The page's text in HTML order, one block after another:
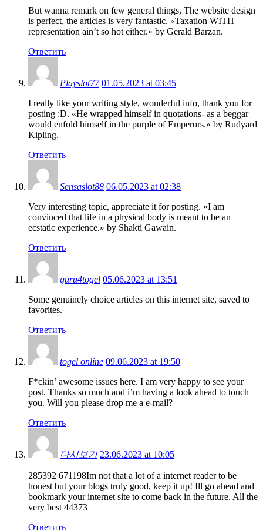
But wanna remark on few general things, The website design
is perfect, the articles is very fantastic. «Taxation WITH
representation ain’t so hot either.» by Gerald Barzan.
Ответить
Playslot77 01.05.2023 at 03:45
I really like your writing style, wonderful info, thank you for
posting :D. «He wrapped himself in quotations- as a beggar
would enfold himself in the purple of Emperors.» by Rudyard
Kipling.
Ответить
Sensaslot88 06.05.2023 at 02:38
Very interesting topic, appreciate it for posting. «I am
convinced that life in a physical body is meant to be an
ecstatic experience.» by Shakti Gawain.
Ответить
guru4togel 05.06.2023 at 13:51
Some genuinely choice articles on this internet site, saved to
favorites.
Ответить
togel online 09.06.2023 at 19:50
F*ckin’ awesome issues here. I am very happy to see your
post. Thanks so much and i’m having a look ahead to touch
you. Will you please drop me a e-mail?
Ответить
다시보기 23.06.2023 at 10:05
285392 671198Im not that a lot of a internet reader to be
honest but your blogs truly good, keep it up! Ill go ahead and
bookmark your internet site to come back in the future. All the
very best 44373
Ответить